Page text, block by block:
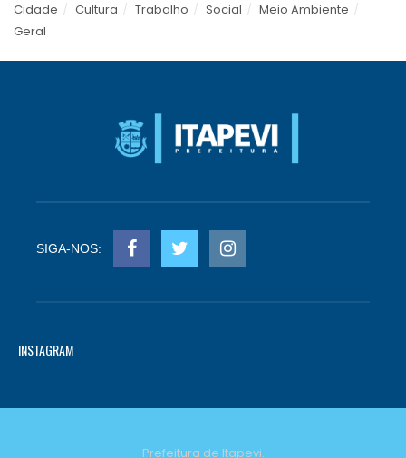
Cidade
Cultura Trabalho Social
Meio Ambiente
Geral
SIGA-NOS:
INSTAGRAM
Prefeitura de Itapevi.